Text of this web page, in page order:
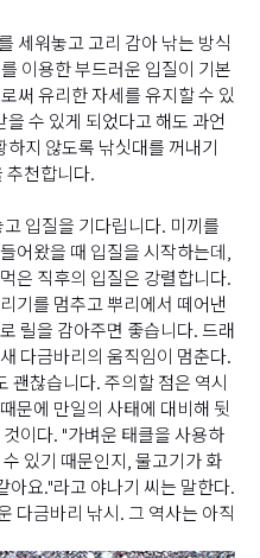
세워놓고 고리 감아 낚는 방식
이용한 부드러운 입질이 기본
써 유리한 자세를 유지할 수 있
수 있게 되었다고 해도 과언
지 않도록 낚싯대를 꺼내기
추천합니다.
입질을 기다립니다. 미끼를
어왔을 때 입질을 시작하는데,
은 직후의 입질은 강렬합니다.
기를 멈추고 뿌리에서 떼어낸
릴을 감아주면 좋습니다. 드래
다금바리의 움직임이 멈춘다.
괜찮습니다. 주의할 점은 역시
문에 만일의 사태에 대비해 뒷
이다. "가벼운 태클을 사용하
있기 때문인지, 물고기가 화
아요."라고 야나기 씨는 말한다.
다금바리 낚시. 그 역사는 아직